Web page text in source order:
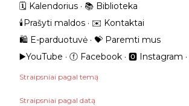
🗓️ Kalendorius
📚 Biblioteka
🕯️Prašyti maldos
✉️ Kontaktai
🛍️ E-parduotuvė
💝 Paremti mus
▶️YouTube
ⓕ Facebook 🅾 Instagram
Straipsniai pagal temą
Straipsniai pagal datą